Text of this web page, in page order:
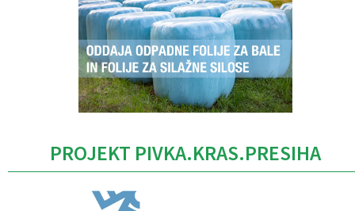
PROJEKT PIVKA.KRAS.PRESIHA